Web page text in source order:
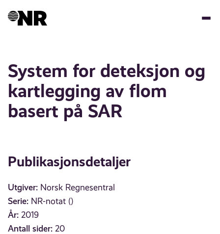
System for deteksjon og
kartlegging av flom
basert på SAR
Publikasjonsdetaljer
Utgiver: Norsk Regnesentral
Serie: NR-notat ()
År: 2019
Antall sider: 20